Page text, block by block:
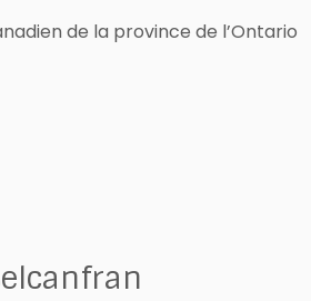
de la province de l’Ontario